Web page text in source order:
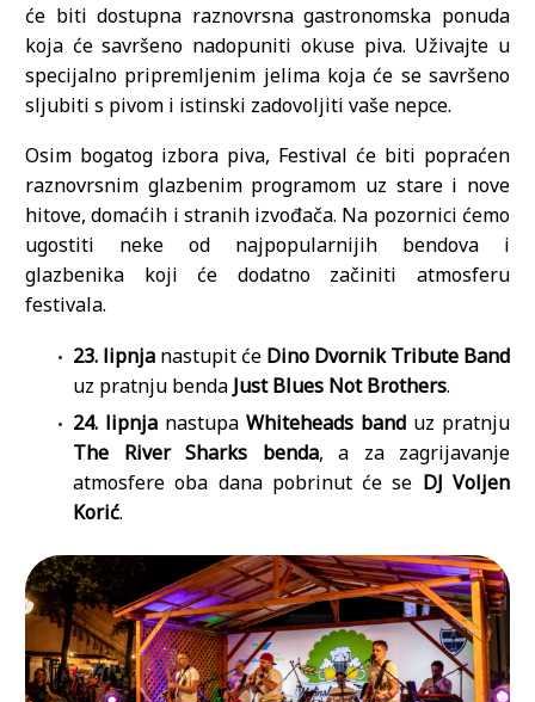
će biti dostupna raznovrsna gastronomska ponuda
koja će savršeno nadopuniti okuse piva. Uživajte u
specijalno pripremljenim jelima koja će se savršeno
sljubiti s pivom i istinski zadovoljiti vaše nepce.
Osim bogatog izbora piva, Festival će biti popraćen
raznovrsnim glazbenim programom uz stare i nove
hitove, domaćih i stranih izvođača. Na pozornici ćemo
ugostiti neke od najpopularnijih bendova i
glazbenika koji će dodatno začiniti atmosferu
festivala.
23. lipnja nastupit će Dino Dvornik Tribute Band
uz pratnju benda Just Blues Not Brothers.
24. lipnja nastupa Whiteheads band uz pratnju
The River Sharks benda, a za zagrijavanje
atmosfere oba dana pobrinut će se DJ Voljen
Korić.